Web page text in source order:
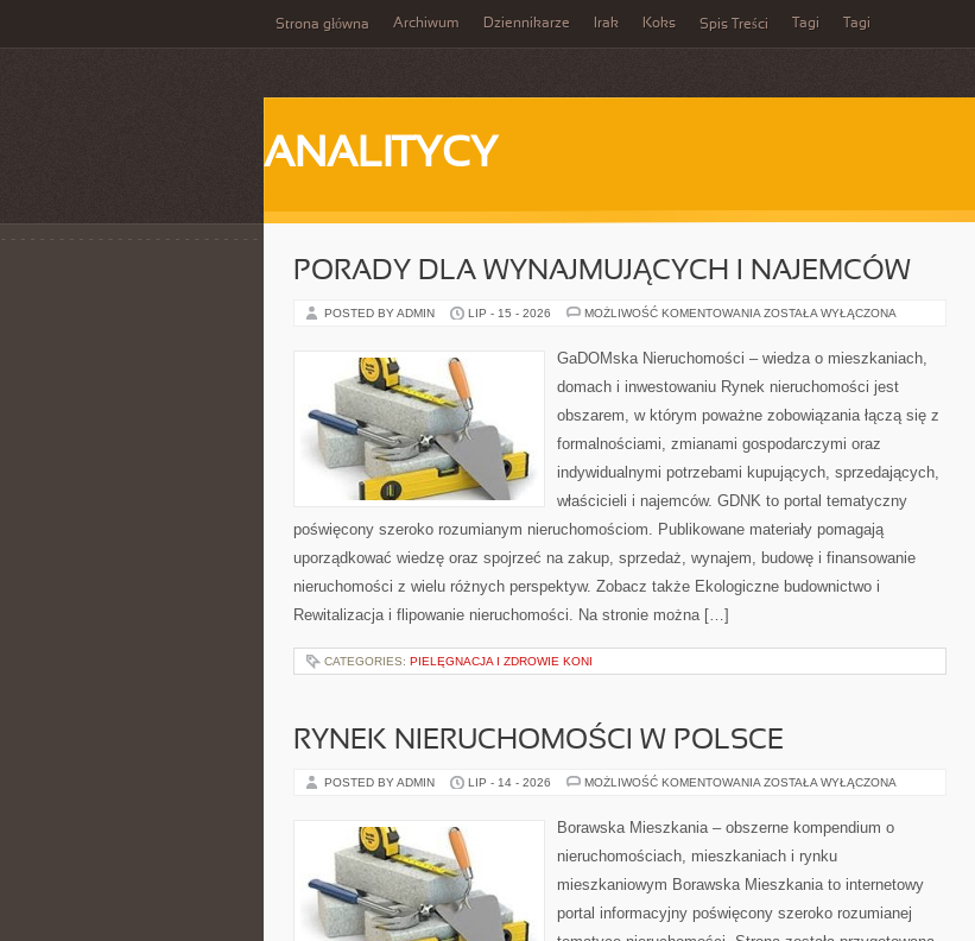
Strona główna Archiwum Dziennikarze Irak Koks Spis Treści Tagi Tagi
ANALITYCY
PORADY DLA WYNAJMUJĄCYCH I NAJEMCÓW
POSTED BY ADMIN LIP - 15 - 2026 MOŻLIWOŚĆ KOMENTOWANIA PORADY
NAJEMCÓW
ZOSTAŁA WYŁĄCZONA
GaDOMska Nieruchomości – wiedza o mieszkaniach,
domach i inwestowaniu Rynek nieruchomości jest
obszarem, w którym poważne zobowiązania łączą się z
formalnościami, zmianami gospodarczymi oraz
indywidualnymi potrzebami kupujących, sprzedających,
właścicieli i najemców. GDNK to portal tematyczny
poświęcony szeroko rozumianym nieruchomościom. Publikowane materiały pomagają
uporządkować wiedzę oraz spojrzeć na zakup, sprzedaż, wynajem, budowę i finansowanie
nieruchomości z wielu różnych perspektyw. Zobacz także Ekologiczne budownictwo i
Rewitalizacja i flipowanie nieruchomości. Na stronie można […]
CATEGORIES: PIELĘGNACJA I ZDROWIE KONI
RYNEK NIERUCHOMOŚCI W POLSCE
POSTED BY ADMIN LIP - 14 - 2026 MOŻLIWOŚĆ KOMENTOWANIA RYNEK
POLSCE
ZOSTAŁA WYŁĄCZONA
Borawska Mieszkania – obszerne kompendium o
nieruchomościach, mieszkaniach i rynku
mieszkaniowym Borawska Mieszkania to internetowy
portal informacyjny poświęcony szeroko rozumianej